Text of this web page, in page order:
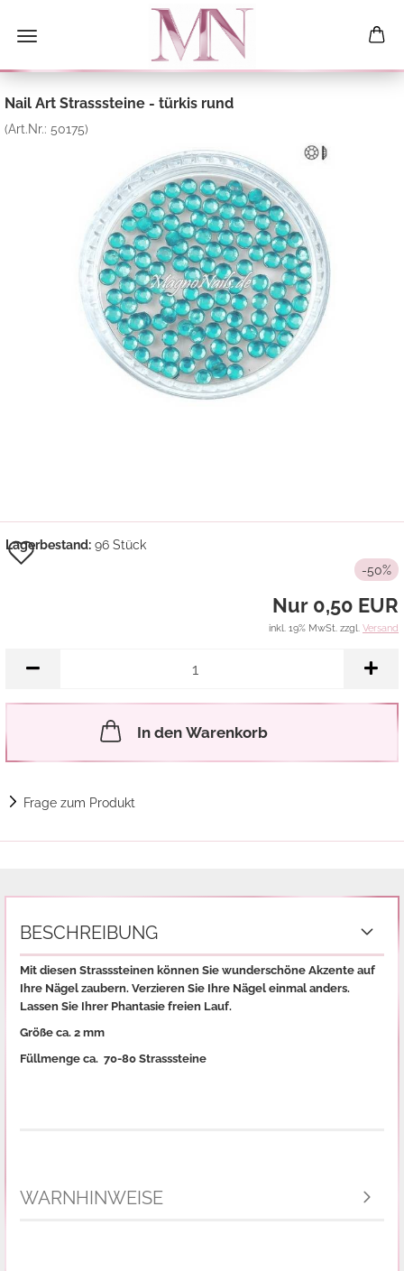
Nail Art Strasssteine - türkis rund
(Art.Nr.: 50175)
Auf
Lagerbestand: 96 Stück
-50%
Nur 0,50 EUR
inkl. 19% MwSt. zzgl. Versand
In den Warenkorb
Frage zum Produkt
BESCHREIBUNG
Mit diesen Strasssteinen können Sie wunderschöne Akzente auf
Ihre Nägel zaubern. Verzieren Sie Ihre Nägel einmal anders.
Lassen Sie Ihrer Phantasie freien Lauf.
Größe ca. 2 mm
Füllmenge ca. 70-80 Strasssteine
WARNHINWEISE